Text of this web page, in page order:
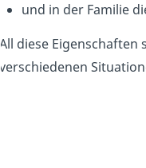
und in der Familie
All diese Eigenschaften
verschiedenen